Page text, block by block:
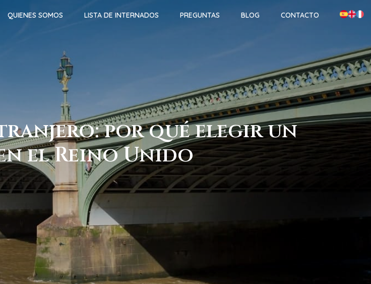
QUIENES SOMOS LISTA DE INTERNADOS PREGUNTAS BLOG CONTACTO
por qué elegir un
el Reino Unido